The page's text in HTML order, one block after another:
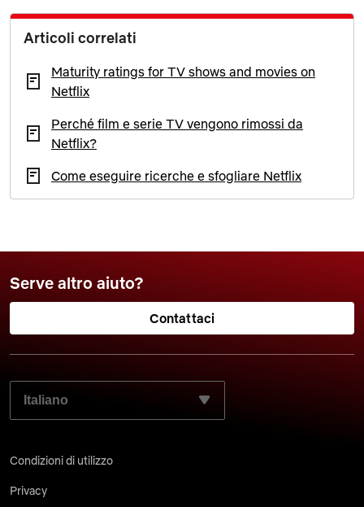
Articoli correlati
Maturity ratings for TV shows and movies on
Netflix
Perché film e serie TV vengono rimossi da
Netflix?
Come eseguire ricerche e sfogliare Netflix
Serve altro aiuto?
Contattaci
SELEZIONA LA LINGUA PREFERITA:
Condizioni di utilizzo
Privacy